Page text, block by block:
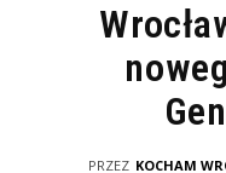
PRZEZ KOCHAM